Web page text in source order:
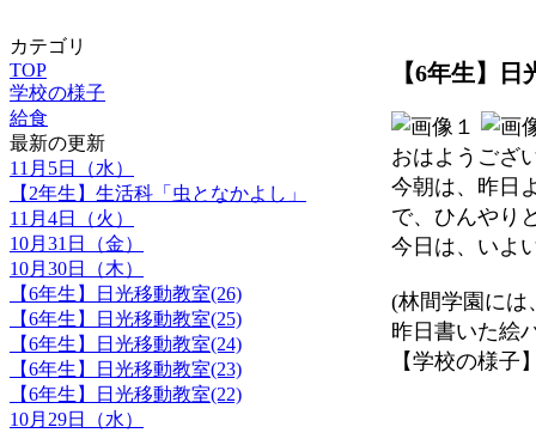
カテゴリ
TOP
学校の様子
給食
最新の更新
11月5日（水）
【2年生】生活科「虫となかよし」
11月4日（火）
10月31日（金）
10月30日（木）
【6年生】日光移動教室(26)
【6年生】日光移動教室(25)
【6年生】日光移動教室(24)
【6年生】日光移動教室(23)
【6年生】日光移動教室(22)
10月29日（水）
【6年生】
おはようござ
今朝は、昨日
で、ひんやり
今日は、いよ
(林間学園には
昨日書いた絵
【学校の様子